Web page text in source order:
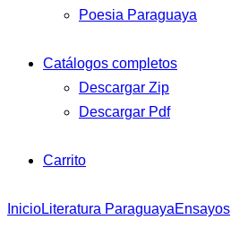
Poesia Paraguaya
Catálogos completos
Descargar Zip
Descargar Pdf
Carrito
InicioLiteratura ParaguayaEnsayos